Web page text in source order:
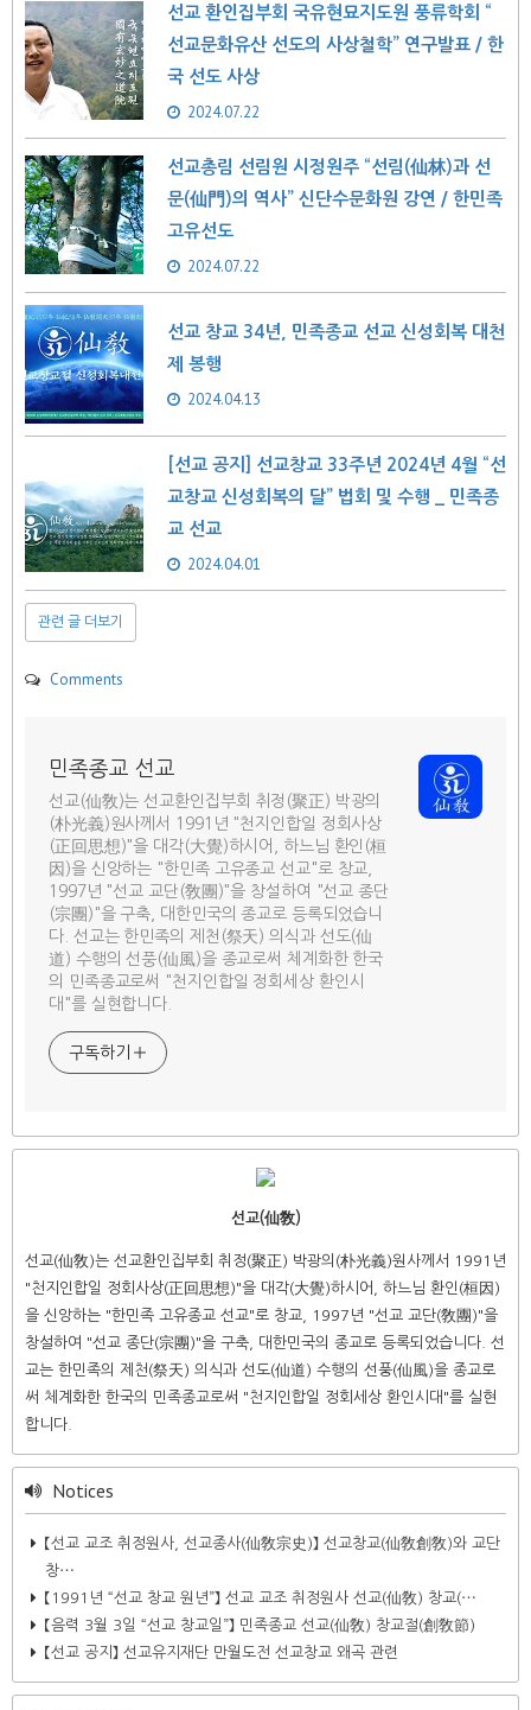
선교 환인집부회 국유현묘지도원 풍류학회 “​
선교문화유산 선도의 사상철학” 연구발표 / 한
국 선도 사상
2024.07.22
선교총림 선림원 시정원주 “선림(仙林)과 선
문(仙門)의 역사” 신단수문화원 강연 / 한민족
고유선도
2024.07.22
선교 창교 34년, 민족종교 선교 신성회복 대천
제 봉행
2024.04.13
[선교 공지] 선교창교 33주년 2024년 4월 “선
교창교 신성회복의 달” 법회 및 수행 _ 민족종
교 선교
2024.04.01
관련 글 더보기
Comments
민족종교 선교
선교(仙敎)는 선교환인집부회 취정(聚正) 박광의
(朴光義)원사께서 1991년 "천지인합일 정회사상
(正回思想)"을 대각(大覺)하시어, 하느님 환인(桓
因)을 신앙하는 "한민족 고유종교 선교"로 창교,
1997년 "선교 교단(敎團)"을 창설하여 "선교 종단
(宗團)"을 구축, 대한민국의 종교로 등록되었습니
다. 선교는 한민족의 제천(祭天) 의식과 선도(仙
道) 수행의 선풍(仙風)을 종교로써 체계화한 한국
의 민족종교로써 "천지인합일 정회세상 환인시
대"를 실현합니다.
구독하기
선교(仙敎)
선교(仙敎)는 선교환인집부회 취정(聚正) 박광의(朴光義)원사께서 1991년
"천지인합일 정회사상(正回思想)"을 대각(大覺)하시어, 하느님 환인(桓因)
을 신앙하는 "한민족 고유종교 선교"로 창교, 1997년 "선교 교단(敎團)"을
창설하여 "선교 종단(宗團)"을 구축, 대한민국의 종교로 등록되었습니다. 선
교는 한민족의 제천(祭天) 의식과 선도(仙道) 수행의 선풍(仙風)을 종교로
써 체계화한 한국의 민족종교로써 "천지인합일 정회세상 환인시대"를 실현
합니다.
Notices
【선교 교조 취정원사, 선교종사(仙敎宗史)】 선교창교(仙敎創敎)와 교단
창⋯
【1991년 “선교 창교 원년”】 선교 교조 취정원사 선교(仙敎) 창교(⋯
【음력 3월 3일 “선교 창교일”】 민족종교 선교(仙敎) 창교절(創敎節)
【선교 공지】 선교유지재단 만월도전 선교창교 왜곡 관련​